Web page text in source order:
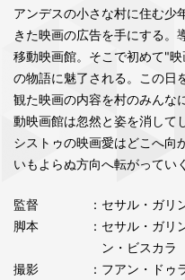
アンデスの⼩さな村に住む少
きた映画の広告を⼿にする。
移動映画館。そこで初めて"
の物語に魅了される。この⽇
観た映画の内容を村のみんな
動映画館は忽然と姿を消して
シストゥの映画愛はどこへ向
いもよらぬ⽅向へ転がってい
監督
：セサル・ガリ
脚本
：セサル・ガリ
ン・ビスカラ
撮影
：フアン・ドゥ